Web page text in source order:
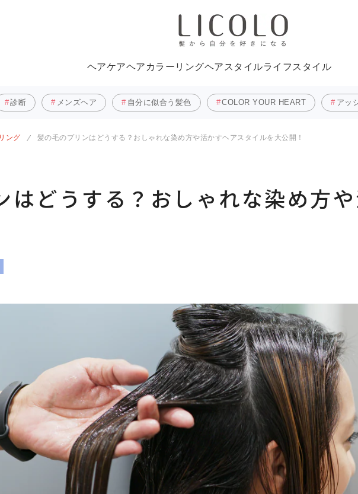
ヘアケアヘアカラーリングヘアスタイルライフスタイル
診断 メンズヘア 自分に似合う髪色 COLOR YOUR HEART アッ
ング 髪の毛のプリンはどうする？おしゃれな染め方や活かすヘアスタイルを大公開！
はどうする？おしゃれな染め方